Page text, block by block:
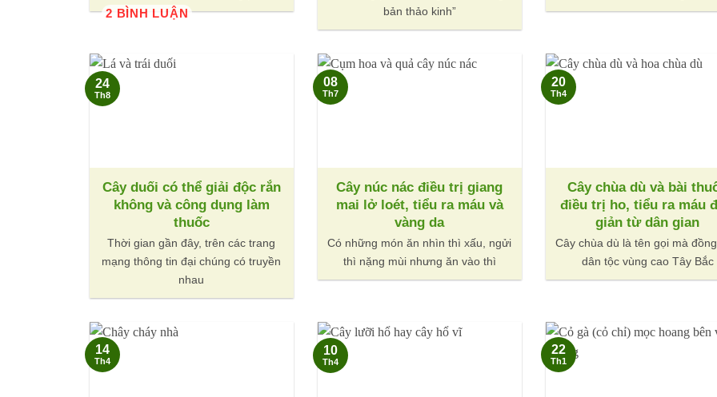
2 BÌNH LUẬN
bản thảo kinh”
Cây duối có thể giải độc rắn
không và công dụng làm
thuốc
Thời gian gần đây, trên các trang
mạng thông tin đại chúng có truyền
nhau
24
Th8
Cây núc nác điều trị giang
mai lở loét, tiểu ra máu và
vàng da
Có những món ăn nhìn thì xấu, ngửi
thì nặng mùi nhưng ăn vào thì
08
Th7
Cây chùa dù và bài
điều trị ho, tiểu ra máu
giản từ dân gian
Cây chùa dù là tên gọi mà
dân tộc vùng cao Tây Bắc
20
Th4
14
Th4
10
Th4
22
Th1